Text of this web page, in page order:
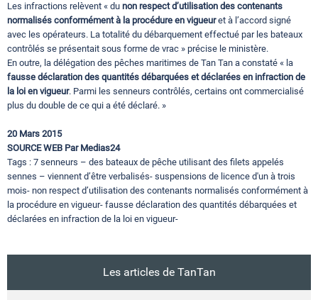
Contact
Les infractions relèvent « du non respect d’utilisation des contenants
normalisés conformément à la procédure en vigueuret à l’accord signé
avec les opérateurs. La totalité du débarquement effectué par les bateaux
contrôlés se présentait sous forme de vrac » précise le ministère.
En outre, la délégation des pêches maritimes de Tan Tan a constaté « la
fausse déclaration des quantités débarquées et déclarées en infraction de
la loi en vigueur. Parmi les senneurs contrôlés, certains ont commercialisé
plus du double de ce qui a été déclaré. »
20 Mars 2015
SOURCE WEB Par Medias24
Tags : 7 senneurs – des bateaux de pêche utilisant des filets appelés
sennes – viennent d’être verbalisés- suspensions de licence d'un à trois
mois- non respect d’utilisation des contenants normalisés conformément à
la procédure en vigueur- fausse déclaration des quantités débarquées et
déclarées en infraction de la loi en vigueur-
Les articles de TanTan